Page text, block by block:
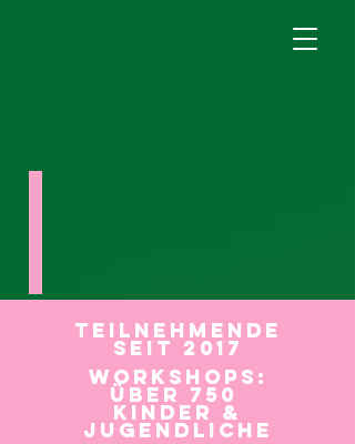
Teilnehmende
seit 2017
Workshops:
über 750
Kinder &
Jugendliche